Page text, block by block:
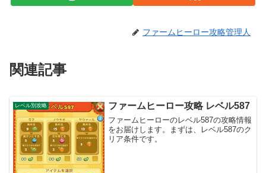
ファームヒーロー攻略管理人
関連記事
レベル別攻略 ファームヒーロー攻略 レベル587
ファームヒーローのレベル587の攻略情報
をお届けします。まずは、レベル587のク
リア条件です。